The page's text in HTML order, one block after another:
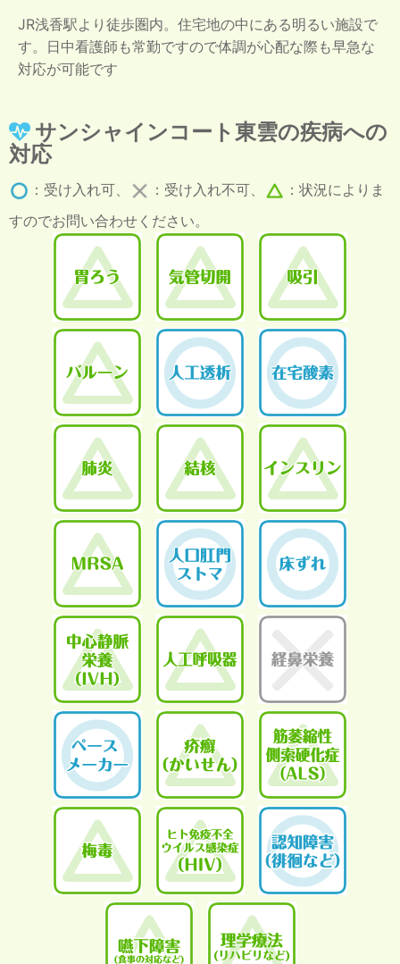
JR浅香駅より徒歩圏内。住宅地の中にある明るい施設で
す。日中看護師も常勤ですので体調が心配な際も早急な
対応が可能です
サンシャインコート東雲の疾病への
対応
：受け入れ可、 ：受け入れ不可、
：状況によりま
すのでお問い合わせください。